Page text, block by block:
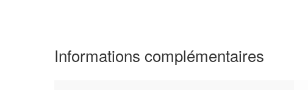
Informations complémentaires